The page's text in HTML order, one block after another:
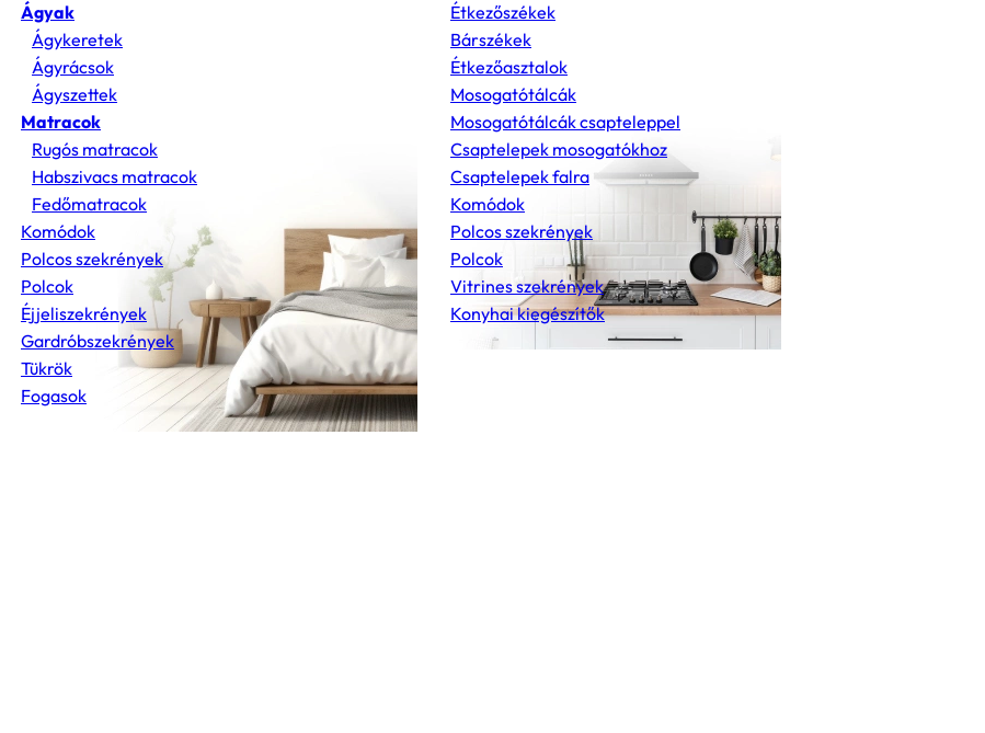
Ágyak
Ágykeretek
Ágyrácsok
Ágyszettek
Matracok
Rugós matracok
Habszivacs matracok
Fedőmatracok
Komódok
Polcos szekrények
Polcok
Éjjeliszekrények
Gardróbszekrények
Tükrök
Fogasok
Étkezőszékek
Bárszékek
Étkezőasztalok
Mosogatótálcák
Mosogatótálcák csapteleppel
Csaptelepek mosogatókhoz
Csaptelepek falra
Komódok
Polcos szekrények
Polcok
Vitrines szekrények
Konyhai kiegészítők